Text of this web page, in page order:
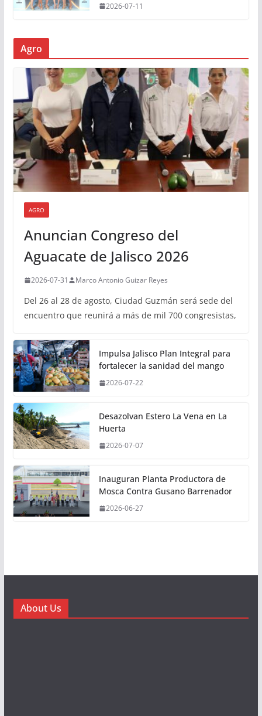
2026-07-11
Agro
AGRO
Anuncian Congreso del
Aguacate de Jalisco 2026
2026-07-31 Marco Antonio Guizar Reyes
Del 26 al 28 de agosto, Ciudad Guzmán será sede del
encuentro que reunirá a más de mil 700 congresistas,
Impulsa Jalisco Plan Integral para
fortalecer la sanidad del mango
2026-07-22
Desazolvan Estero La Vena en La
Huerta
2026-07-07
Inauguran Planta Productora de
Mosca Contra Gusano Barrenador
2026-06-27
About Us